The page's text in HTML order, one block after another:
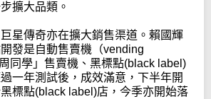
擴大品類。
星傳奇亦在擴大銷售渠道。賴國輝
發是自動售賣機（vending
同學」售賣機、黑標點(black label)
一年測試後，成效滿意，下半年開
標點(black label)店，今季亦開始落